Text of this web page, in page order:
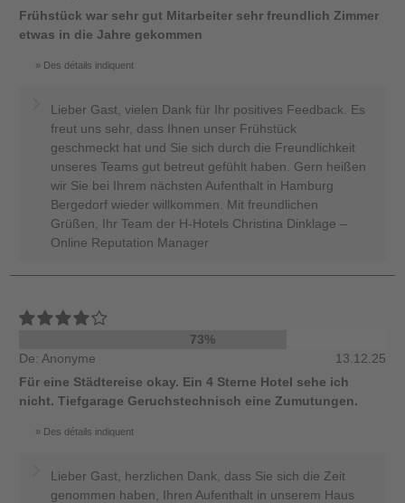
Frühstück war sehr gut Mitarbeiter sehr freundlich Zimmer
etwas in die Jahre gekommen
Des détails indiquent
Lieber Gast, vielen Dank für Ihr positives Feedback. Es
freut uns sehr, dass Ihnen unser Frühstück
geschmeckt hat und Sie sich durch die Freundlichkeit
unseres Teams gut betreut gefühlt haben. Gern heißen
wir Sie bei Ihrem nächsten Aufenthalt in Hamburg
Bergedorf wieder willkommen. Mit freundlichen
Grüßen, Ihr Team der H-Hotels Christina Dinklage –
Online Reputation Manager
73%
De: Anonyme
13.12.25
Für eine Städtereise okay. Ein 4 Sterne Hotel sehe ich
nicht. Tiefgarage Geruchstechnisch eine Zumutungen.
Des détails indiquent
Lieber Gast, herzlichen Dank, dass Sie sich die Zeit
genommen haben, Ihren Aufenthalt in unserem Haus